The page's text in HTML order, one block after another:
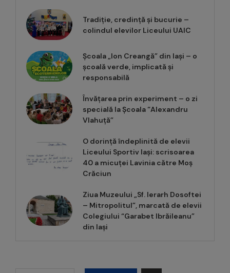
Tradiție, credință și bucurie –
colindul elevilor Liceului UAIC
Școala „Ion Creangă” din Iași – o
școală verde, implicată și
responsabilă
Învățarea prin experiment – o zi
specială la Școala “Alexandru
Vlahuță”
O dorință îndeplinită de elevii
Liceului Sportiv Iași: scrisoarea
40 a micuței Lavinia către Moș
Crăciun
Ziua Muzeului „Sf. Ierarh Dosoftei
– Mitropolitul”, marcată de elevii
Colegiului “Garabet Ibrăileanu”
din Iași